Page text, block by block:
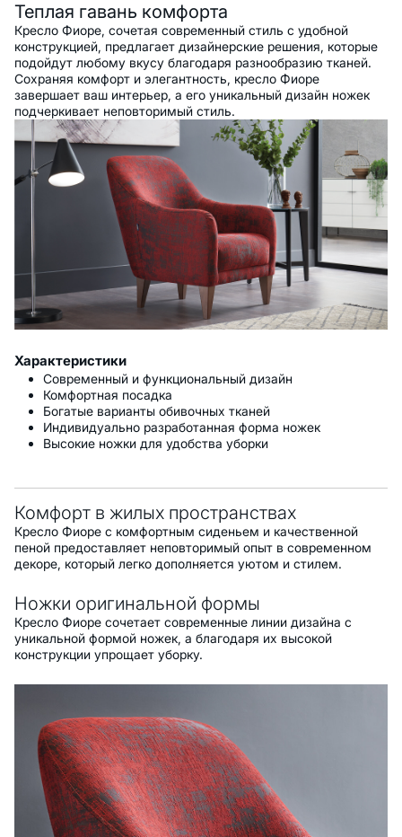
Теплая гавань комфорта
Кресло Фиоре, сочетая современный стиль с удобной
конструкцией, предлагает дизайнерские решения, которые
подойдут любому вкусу благодаря разнообразию тканей.
Сохраняя комфорт и элегантность, кресло Фиоре
завершает ваш интерьер, а его уникальный дизайн ножек
подчеркивает неповторимый стиль.
Характеристики
Современный и функциональный дизайн
Комфортная посадка
Богатые варианты обивочных тканей
Индивидуально разработанная форма ножек
Высокие ножки для удобства уборки
Комфорт в жилых пространствах
Кресло Фиоре с комфортным сиденьем и качественной
пеной предоставляет неповторимый опыт в современном
декоре, который легко дополняется уютом и стилем.
Ножки оригинальной формы
Кресло Фиоре сочетает современные линии дизайна с
уникальной формой ножек, а благодаря их высокой
конструкции упрощает уборку.